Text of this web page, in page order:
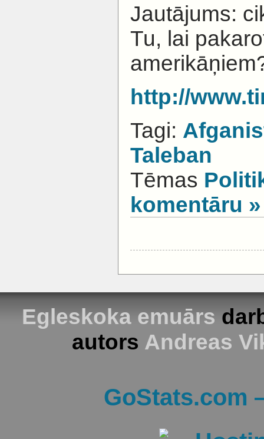
Jautājums:
Tu, lai
http://
Tagi:
Taleban
Tēmas
komentāru »
Egleskoka emuārs
autors Andreas
GoStats.com